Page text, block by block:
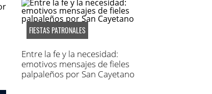
FIESTAS PATRONALES
Entre la fe y la necesidad:
emotivos mensajes de fieles
palpaleños por San Cayetano